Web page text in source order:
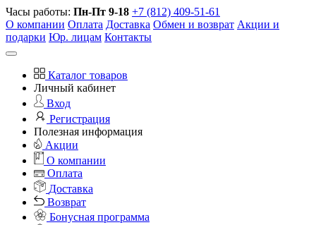
Часы работы: Пн-Пт 9-18 +7 (812) 409-51-61
О компании Оплата Доставка Обмен и возврат Акции и
подарки Юр. лицам Контакты
Каталог товаров
Личный кабинет
Вход
Регистрация
Полезная информация
Акции
О компании
Оплата
Доставка
Возврат
Бонусная программа